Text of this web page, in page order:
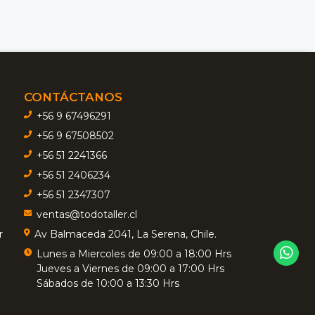
CONTÁCTANOS
+56 9 67496291
+56 9 67508502
+56 51 2241366
+56 51 2406234
+56 51 2347307
ventas@todotaller.cl
Av Balmaceda 2041, La Serena, Chile.
Lunes a Miercoles de 09:00 a 18:00 Hrs
Jueves a Viernes de 09:00 a 17:00 Hrs
Sábados de 10:00 a 13:30 Hrs